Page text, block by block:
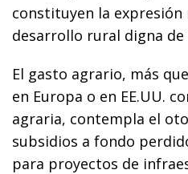
constituyen la
desarrollo rural digna
El gasto agrario, más
en Europa o en EE.UU.
agraria, contempla el
subsidios a fondo
para proyectos de